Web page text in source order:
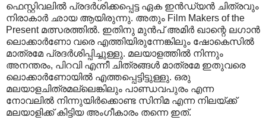
ഫെസ്റ്റിവലില്‍ പ്രദര്‍ശിക്കപ്പെട്ട ഏക ഇന്‍ഡ്യന്‍ ചിത്രവും
നിരാകാര്‍ ഛായ ആയിരുന്നു. അതും Film Makers of the
Present മത്സരത്തിൽ. ഇതിനു മുൻപ് അമിർ ഖാന്റെ ലഗാൻ
ലൊക്കാർണോ വരെ എത്തിയിരുന്നേങ്കിലും ഷോകെസിൽ
മാത്രമേ പ്രദർശിപ്പിച്ചുള്ളു. മലയാളത്തിൽ നിന്നും
അനന്തരം, പിറവി എന്നീ ചിത്രങ്ങള്‍ മാത്രമേ ഇതുവരെ
ലൊക്കാര്‍ണോയില്‍ എത്തപ്പെട്ടിട്ടുള്ളു. ഒരു
മലയാളചിത്രമല്ലെങ്കിലും പാണ്ഡവപുരം എന്ന
നോവലില്‍ നിന്നുയിര്‍ക്കൊണ്ട സിനിമ എന്ന നിലയ്ക്ക്
മലയാളിക്ക് കിട്ടിയ അംഗീകാരം തന്നെ ഇത്.